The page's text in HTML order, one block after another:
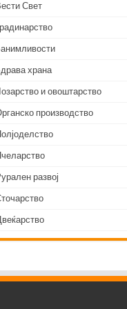
Свет
храна
и овоштарство
производство
развој